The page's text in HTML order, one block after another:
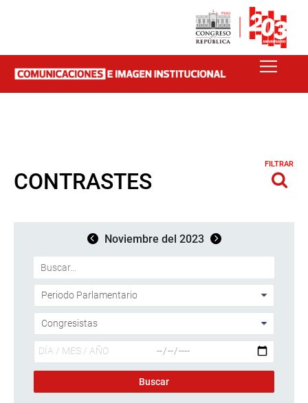
CONTRASTES
FILTRAR
Noviembre del 2023